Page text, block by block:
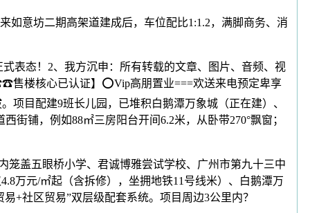
意坊二期高架道建成后，车位配比1:1.2，满脚商务、消
态！2、我方沉申：所有转载的文章、图片、音频、视
售楼核心已认证】⭕Vip高朋置业===欢送来电预定卑享
项目配建9班长儿园，已堆积白鹅潭万象城（正在建）、
铺，例如88㎡三房阳台开间6.2米，从卧带270°飘窗；
盖五眼桥小学、君诚博雅尝试学校、广州市第九十三中
万元/㎡起（含拆修），坐拥地铁11号线米）、白鹅潭万
+社区贸易”双层级配套系统。项目周边3公里内？